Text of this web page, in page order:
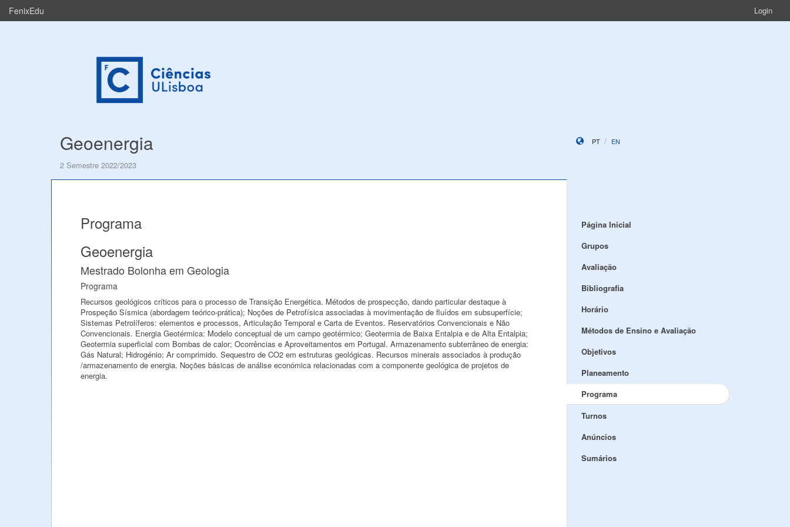
FenixEdu Login
Geoenergia
2 Semestre 2022/2023
PT EN
Programa
Geoenergia
Mestrado Bolonha em Geologia
Programa
Recursos geológicos críticos para o processo de Transição Energética. Métodos de prospecção, dando particular destaque à
Prospeção Sísmica (abordagem teórico-prática); Noções de Petrofísica associadas à movimentação de fluídos em subsuperfície;
Sistemas Petrolíferos: elementos e processos, Articulação Temporal e Carta de Eventos. Reservatórios Convencionais e Não
Convencionais. Energia Geotérmica: Modelo conceptual de um campo geotérmico; Geotermia de Baixa Entalpia e de Alta Entalpia;
Geotermia superficial com Bombas de calor; Ocorrências e Aproveitamentos em Portugal. Armazenamento subterrâneo de energia:
Gás Natural; Hidrogénio; Ar comprimido. Sequestro de CO2 em estruturas geológicas. Recursos minerais associados à produção
/armazenamento de energia. Noções básicas de análise económica relacionadas com a componente geológica de projetos de
energia.
Página Inicial
Grupos
Avaliação
Bibliografia
Horário
Métodos de Ensino e Avaliação
Objetivos
Planeamento
Programa
Turnos
Anúncios
Sumários